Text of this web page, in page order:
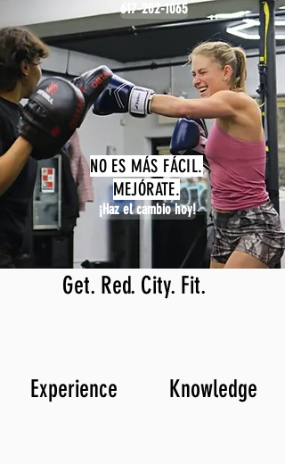
617-202-1065
NO ES MÁS FÁCIL.
MEJÓRATE.
¡Haz el cambio hoy!
Get. Red. City. Fit.
Experience Knowledge